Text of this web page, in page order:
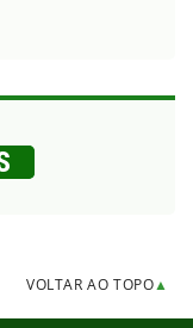
VOLTAR AO TOPO▲